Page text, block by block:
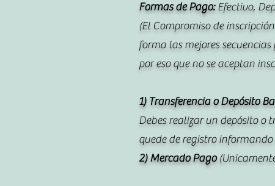
Formas de Pago:Efectivo,
(El Compromiso de
forma las mejores
por eso que no se aceptan
1) Transferencia o Depósito
Debes realizar un depósito o
quede de registro
2) Mercado Pago